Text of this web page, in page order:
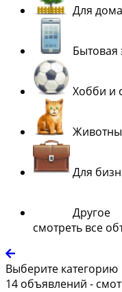
Для
Бытовая
Хобби и
Для
Другое
смотреть все
Выберите категорию
14 объявлений -